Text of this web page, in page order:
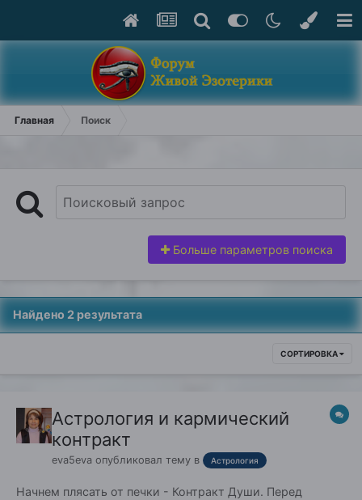
Главная Поиск
Больше параметров поиска
Найдено 2 результата
СОРТИРОВКА
Астрология и кармический
контракт
eva5eva опубликовал тему в Астрология
Начнем плясать от печки - Контракт Души. Перед